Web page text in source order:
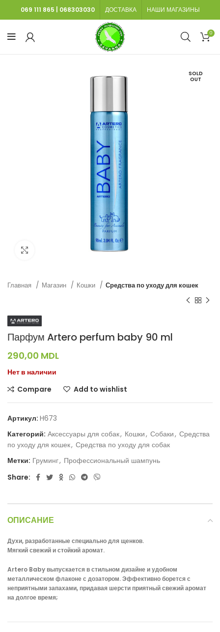
069 111 865 068303030 ДОСТАВКА НАШИ МАГАЗИНЫ
0
SOLD
OUT
Нажмите, чтобы увеличить
Главная Магазин Кошки Средства по уходу для кошек
Парфум Artero perfum baby 90 ml
290,00 MDL
Нет в наличии
Compare
Add to wishlist
Артикул: H673
Категорий: Аксессуары для собак, Кошки, Собаки, Средства
по уходу для кошек, Средства по уходу для собак
Метки: Груминг, Профессиональный шампунь
Share:
ОПИСАНИЕ
Духи, разработанные специально для щенков.
Мягкий свежий и стойкий аромат.
Artero Baby выпускается в стильном дизайне и удобном
металлическом флаконе с дозатором. Эффективно борется с
неприятными запахами, придавая шерсти приятный свежий аромат
на долгое время;